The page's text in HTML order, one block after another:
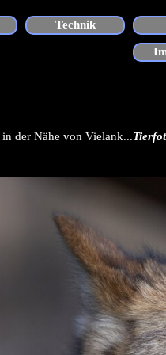
Technik
der Nähe von Vielank...